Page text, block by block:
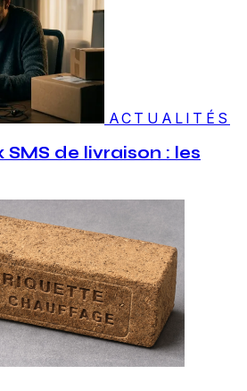
ACTUALITÉS
de livraison : les